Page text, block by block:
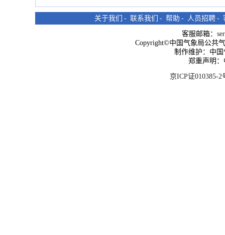
关于我们 - 联系我们 - 帮助 - 人员招聘 -
客服邮箱：
Copyright©中国气象局公共
制作维护：中
郑重声明
京ICP证010385-2